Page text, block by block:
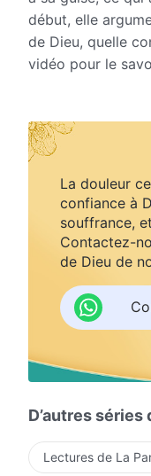
début, elle
de Dieu, quelle
vidéo pour le
La douleur
confiance à
souffrance,
Contactez-
de Dieu de
D’autres séries
Lectures de La